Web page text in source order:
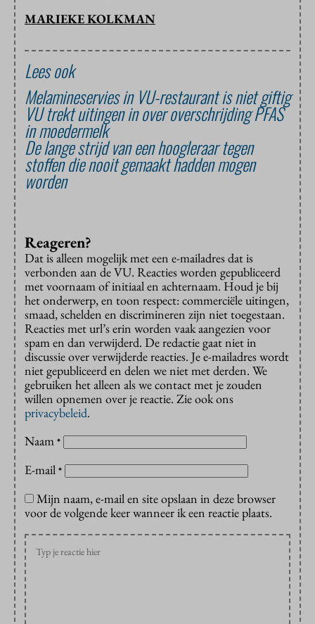
MARIEKE KOLKMAN
Lees ook
Melamineservies in VU-restaurant is niet giftig
VU trekt uitingen in over overschrijding PFAS
in moedermelk
De lange strijd van een hoogleraar tegen
stoffen die nooit gemaakt hadden mogen
worden
Reageren?
Dat is alleen mogelijk met een e-mailadres dat is
verbonden aan de VU. Reacties worden gepubliceerd
met voornaam of initiaal en achternaam. Houd je bij
het onderwerp, en toon respect: commerciële uitingen,
smaad, schelden en discrimineren zijn niet toegestaan.
Reacties met url’s erin worden vaak aangezien voor
spam en dan verwijderd. De redactie gaat niet in
discussie over verwijderde reacties. Je e-mailadres wordt
niet gepubliceerd en delen we niet met derden. We
gebruiken het alleen als we contact met je zouden
willen opnemen over je reactie. Zie ook ons
privacybeleid.
Naam *
E-mail *
Mijn naam, e-mail en site opslaan in deze browser
voor de volgende keer wanneer ik een reactie plaats.